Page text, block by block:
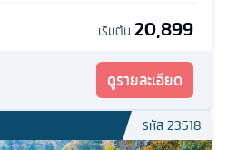
เริ่มต้น 20,899
ดูรายละเอียด
รหัส23518